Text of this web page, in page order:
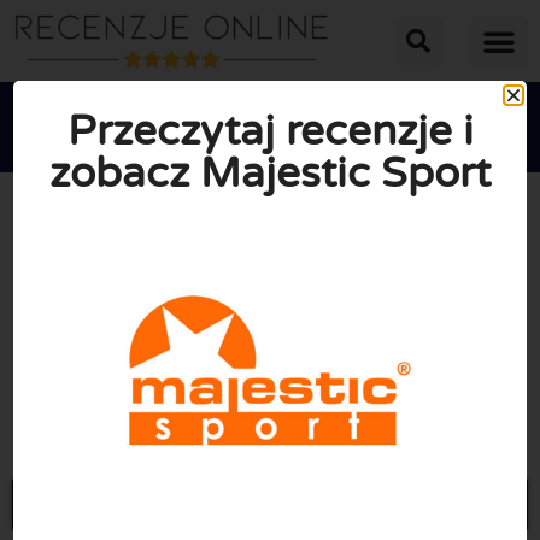

ŚREDNIA OCENA: 10/10
(0 Recenzje)
Przeczytaj recenzje i
zobacz Majestic Sport